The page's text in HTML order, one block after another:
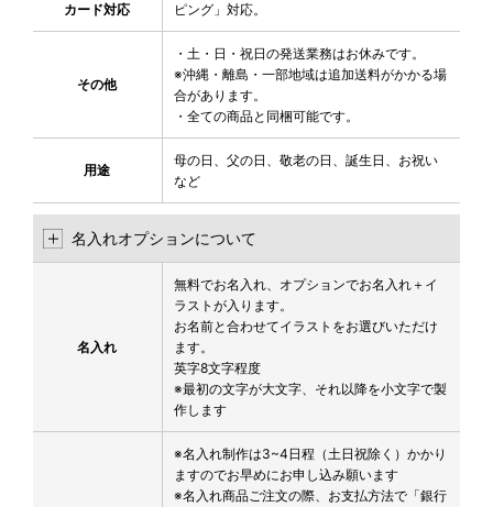
カード対応
ピング」対応。
その他
・土・日・祝日の発送業務はお休みです。
※沖縄・離島・一部地域は追加送料がかかる場
合があります。
・全ての商品と同梱可能です。
用途
母の日、父の日、敬老の日、誕生日、お祝い
など
名入れオプションについて
名入れ
無料でお名入れ、オプションでお名入れ＋イ
ラストが入ります。
お名前と合わせてイラストをお選びいただけ
ます。
英字8文字程度
※最初の文字が大文字、それ以降を小文字で製
作します
※名入れ制作は3~4日程（土日祝除く）かかり
ますのでお早めにお申し込み願います
※名入れ商品ご注文の際、お支払方法で「銀行